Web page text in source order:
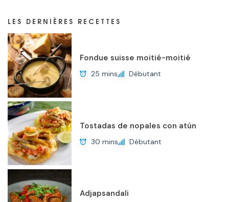
LES DERNIÈRES RECETTES
Fondue suisse moitié-moitié
25 mins Débutant
Tostadas de nopales con atún
30 mins Débutant
Adjapsandali